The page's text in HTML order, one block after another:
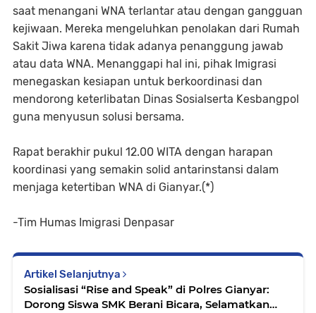
saat menangani WNA terlantar atau dengan gangguan
kejiwaan. Mereka mengeluhkan penolakan dari Rumah
Sakit Jiwa karena tidak adanya penanggung jawab
atau data WNA. Menanggapi hal ini, pihak Imigrasi
menegaskan kesiapan untuk berkoordinasi dan
mendorong keterlibatan Dinas Sosialserta Kesbangpol
guna menyusun solusi bersama.
Rapat berakhir pukul 12.00 WITA dengan harapan
koordinasi yang semakin solid antarinstansi dalam
menjaga ketertiban WNA di Gianyar.(*)
-Tim Humas Imigrasi Denpasar
Artikel Selanjutnya
Sosialisasi “Rise and Speak” di Polres Gianyar:
Dorong Siswa SMK Berani Bicara, Selamatkan